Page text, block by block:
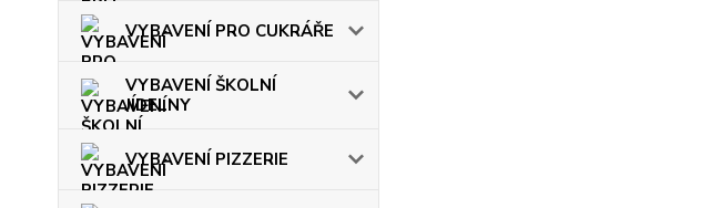
VYBAVENÍ PRO CUKRÁŘE
VYBAVENÍ ŠKOLNÍ
JÍDELNY
VYBAVENÍ PIZZERIE